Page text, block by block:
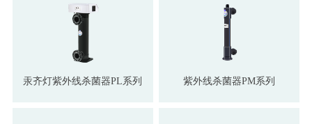
汞齐灯紫外线杀菌器PL系列 紫外线杀菌器PM系列